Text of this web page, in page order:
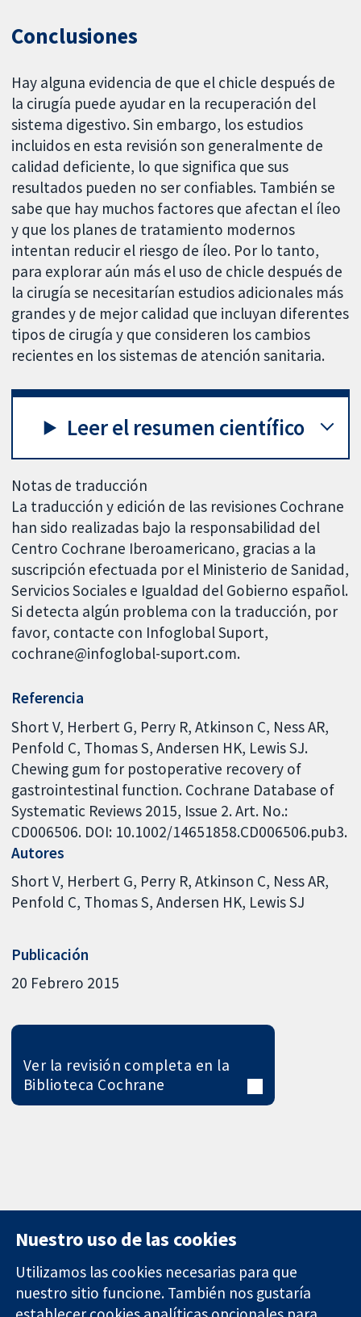
Conclusiones
Hay alguna evidencia de que el chicle después de
la cirugía puede ayudar en la recuperación del
sistema digestivo. Sin embargo, los estudios
incluidos en esta revisión son generalmente de
calidad deficiente, lo que significa que sus
resultados pueden no ser confiables. También se
sabe que hay muchos factores que afectan el íleo
y que los planes de tratamiento modernos
intentan reducir el riesgo de íleo. Por lo tanto,
para explorar aún más el uso de chicle después de
la cirugía se necesitarían estudios adicionales más
grandes y de mejor calidad que incluyan diferentes
tipos de cirugía y que consideren los cambios
recientes en los sistemas de atención sanitaria.
Leer el resumen científico
Notas de traducción
La traducción y edición de las revisiones Cochrane
han sido realizadas bajo la responsabilidad del
Centro Cochrane Iberoamericano, gracias a la
suscripción efectuada por el Ministerio de Sanidad,
Servicios Sociales e Igualdad del Gobierno español.
Si detecta algún problema con la traducción, por
favor, contacte con Infoglobal Suport,
cochrane@infoglobal-suport.com.
Referencia
Short V, Herbert G, Perry R, Atkinson C, Ness AR,
Penfold C, Thomas S, Andersen HK, Lewis SJ.
Chewing gum for postoperative recovery of
gastrointestinal function. Cochrane Database of
Systematic Reviews 2015, Issue 2. Art. No.:
CD006506. DOI: 10.1002/14651858.CD006506.pub3.
Autores
Short V Herbert G Perry R Atkinson C Ness AR
Penfold C Thomas S Andersen HK Lewis SJ
Publicación
20 Febrero 2015
Ver la revisión completa en la
Biblioteca Cochrane
11-13 Cavendish
Contacto
Nuestro uso de las cookies
Utilizamos las cookies necesarias para que
nuestro sitio funcione. También nos gustaría